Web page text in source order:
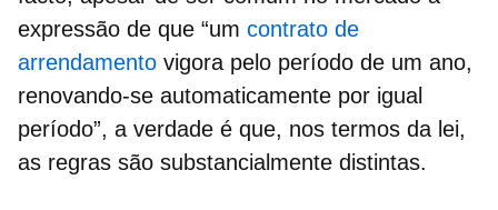
expressão de que “um contrato de
arrendamento vigora pelo período de um ano,
renovando-se automaticamente por igual
período”, a verdade é que, nos termos da lei,
as regras são substancialmente distintas.